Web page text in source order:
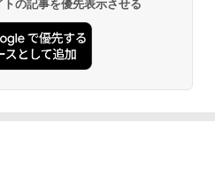
の記事を優先表示させる